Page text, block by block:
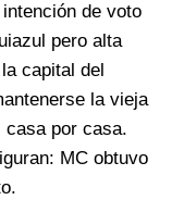
de voto
pero alta
capital del
la vieja
casa por casa.
MC obtuvo